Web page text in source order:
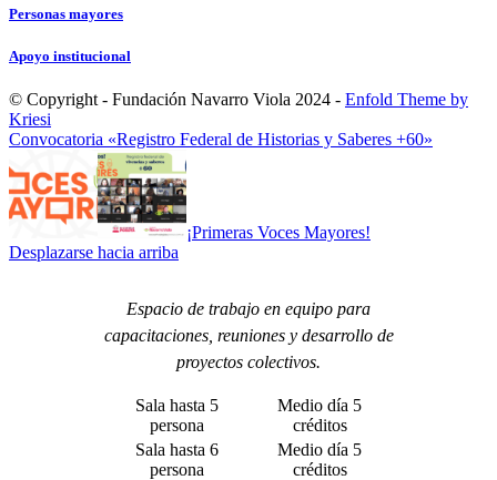
Personas mayores
Apoyo institucional
© Copyright - Fundación Navarro Viola 2024 - Enfold Theme by
Kriesi
Convocatoria «Registro Federal de Historias y Saberes +60»
¡Primeras Voces Mayores!
Desplazarse hacia arriba
Espacio de trabajo en equipo para
capacitaciones, reuniones y desarrollo de
proyectos colectivos.
Sala hasta 5
persona
Medio día 5
créditos
Sala hasta 6
persona
Medio día 5
créditos